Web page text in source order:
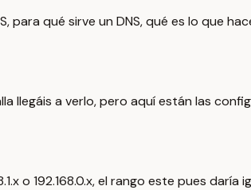
qué sirve un DNS, qué es lo que
llegáis a verlo, pero aquí están las
o 192.168.0.x, el rango este pues